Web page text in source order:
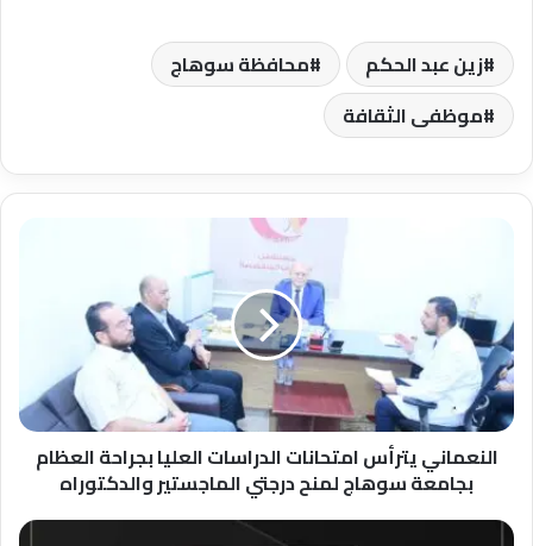
زين عبد الحكم
محافظة سوهاج
موظفى الثقافة
الدراسات
العليا
بجراحة
العظام
بجامعة
سوهاج
لمنح
الماجستير
والدكتوراه
النعماني يترأس امتحانات الدراسات العليا بجراحة العظام
بجامعة سوهاج لمنح درجتي الماجستير والدكتوراه
البيت